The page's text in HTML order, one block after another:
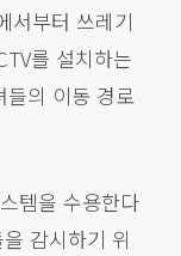
서부터 쓰레기
를 설치하는
들의 이동 경로
템을 수용한다
감시하기 위